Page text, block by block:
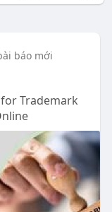
báo mới
Trademark